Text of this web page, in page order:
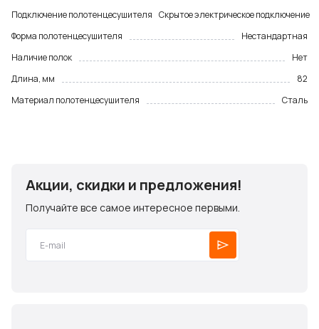
Подключение полотенцесушителя Скрытое электрическое подключение
Форма полотенцесушителя
Нестандартная
Наличие полок
Нет
Длина, мм
82
Материал полотенцесушителя
Сталь
Акции, скидки и предложения!
Получайте все самое интересное первыми.